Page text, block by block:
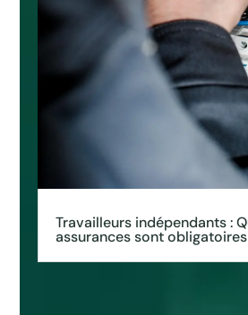
Travailleurs indépendants :
assurances sont